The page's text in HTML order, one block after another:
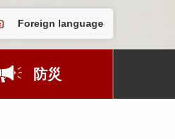
Foreign language
防災